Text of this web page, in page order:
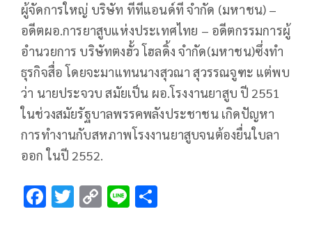
ผู้จัดการใหญ่ บริษัท ทีทีแอนด์ที จำกัด (มหาชน) –
อดีตผอ.การยาสูบแห่งประเทศไทย – อดีตกรรมการผู้
อำนวยการ บริษัทตงฮั้ว โฮลดิ้ง จำกัด(มหาชน)ซึ่งทำ
ธุรกิจสื่อ โดยจะมาแทนนางสุวณา สุวรรณจูฑะ แต่พบ
ว่า นายประจวบ สมัยเป็น ผอ.โรงงานยาสูบ ปี 2551
ในช่วงสมัยรัฐบาลพรรคพลังประชาชน เกิดปัญหา
การทำงานกับสหภาพโรงงานยาสูบจนต้องยื่นใบลา
ออก ในปี 2552.
F T C Li